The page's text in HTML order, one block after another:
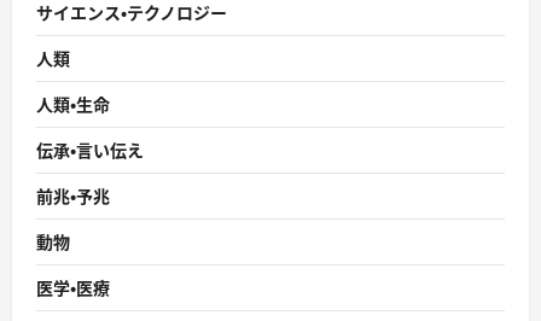
サイエンス・テクノロジー
人類
人類・生命
伝承・言い伝え
前兆・予兆
動物
医学・医療